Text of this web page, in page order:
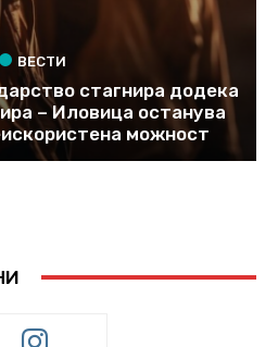
ВЕСТИ
стагнира додека
– Иловица останува
можност